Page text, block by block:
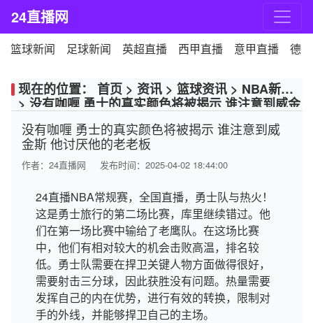
24直播网
篮球新闻 足球新闻 英超直播 西甲直播 意甲直播 德
现在的位置： 首页 > 资讯 > 篮球资讯 > NBA新闻
> 没有咖喱 勇士的真实颜色将被揭示 谁注意到威金
没有咖喱 勇士的真实颜色将被揭示 谁注意到威
金斯 他讨厌他的老老板
作者： 24直播网 发布时间：2025-04-02 18:44:00
24直播NBA常规赛，全国直播，勇士队与热火！
这是勇士旅行的第二场比赛，库里继续错过。他
们在第一场比赛中输给了老鹰队。在这场比赛
中，他们有相对较大的机会击败高温，排名较
低。勇士队需要在捍卫关键人物方面做得很好，
需要射击三分球，因此获胜没有问题。热量需要
发挥自己的内在优势，进行有效的转换，限制对
手的外线，并能够捍卫自己的主场。